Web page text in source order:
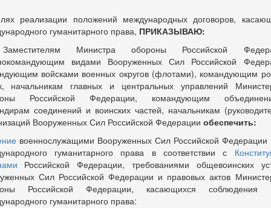
реализации положений международных договоров,
гуманитарного права, ПРИКАЗЫВАЮ:
Министра обороны Российской
видами Вооруженных Сил Российской
войсками военных округов (флотами), командующим
начальникам главных и центральных управлений
Российской Федерации, командующим
соединений и воинских частей, начальникам
Вооруженных Сил Российской Федерации обеспечить:
военнослужащими Вооруженных Сил Российской Федерации
гуманитарного права в соответствии с
Российской Федерации, требованиями общевоинских
Сил Российской Федерации и правовых актов
Российской Федерации, касающихся соблюдения
гуманитарного права: